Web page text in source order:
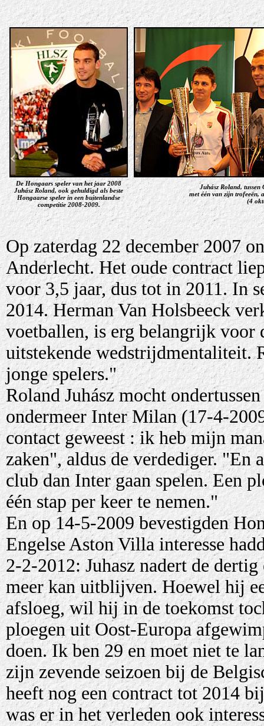
De Hongaars speler van het jaar 2008
Juhász Roland, ook gehuldigd als beste
Hongaarse speler in een buitenlandse
competitie 2008-2009.
Juhász Roland,
met één van zijn trofeeën,
(4
Op zaterdag 22 december 2007
Anderlecht. Het oude contract
voor 3,5 jaar, dus tot in 2011. In
2014. Herman Van Holsbeeck
voetballen, is erg belangrijk voor
uitstekende wedstrijdmentaliteit.
jonge spelers."
Roland Juhász mocht
ondermeer Inter Milan (17-4-
contact geweest : ik heb mijn
zaken", aldus de verdediger.
club dan Inter gaan spelen. Een
één stap per keer te nemen."
En op 14-5-2009 bevestigden
Engelse Aston Villa interesse
2-2-2012: Juhasz nadert de
meer kan uitblijven. Hoewel hij
afsloeg, wil hij in de toekomst
ploegen uit Oost-Europa
doen. Ik ben 29 en moet niet te
zijn zevende seizoen bij de
heeft nog een contract tot 2014
was er in het verleden ook